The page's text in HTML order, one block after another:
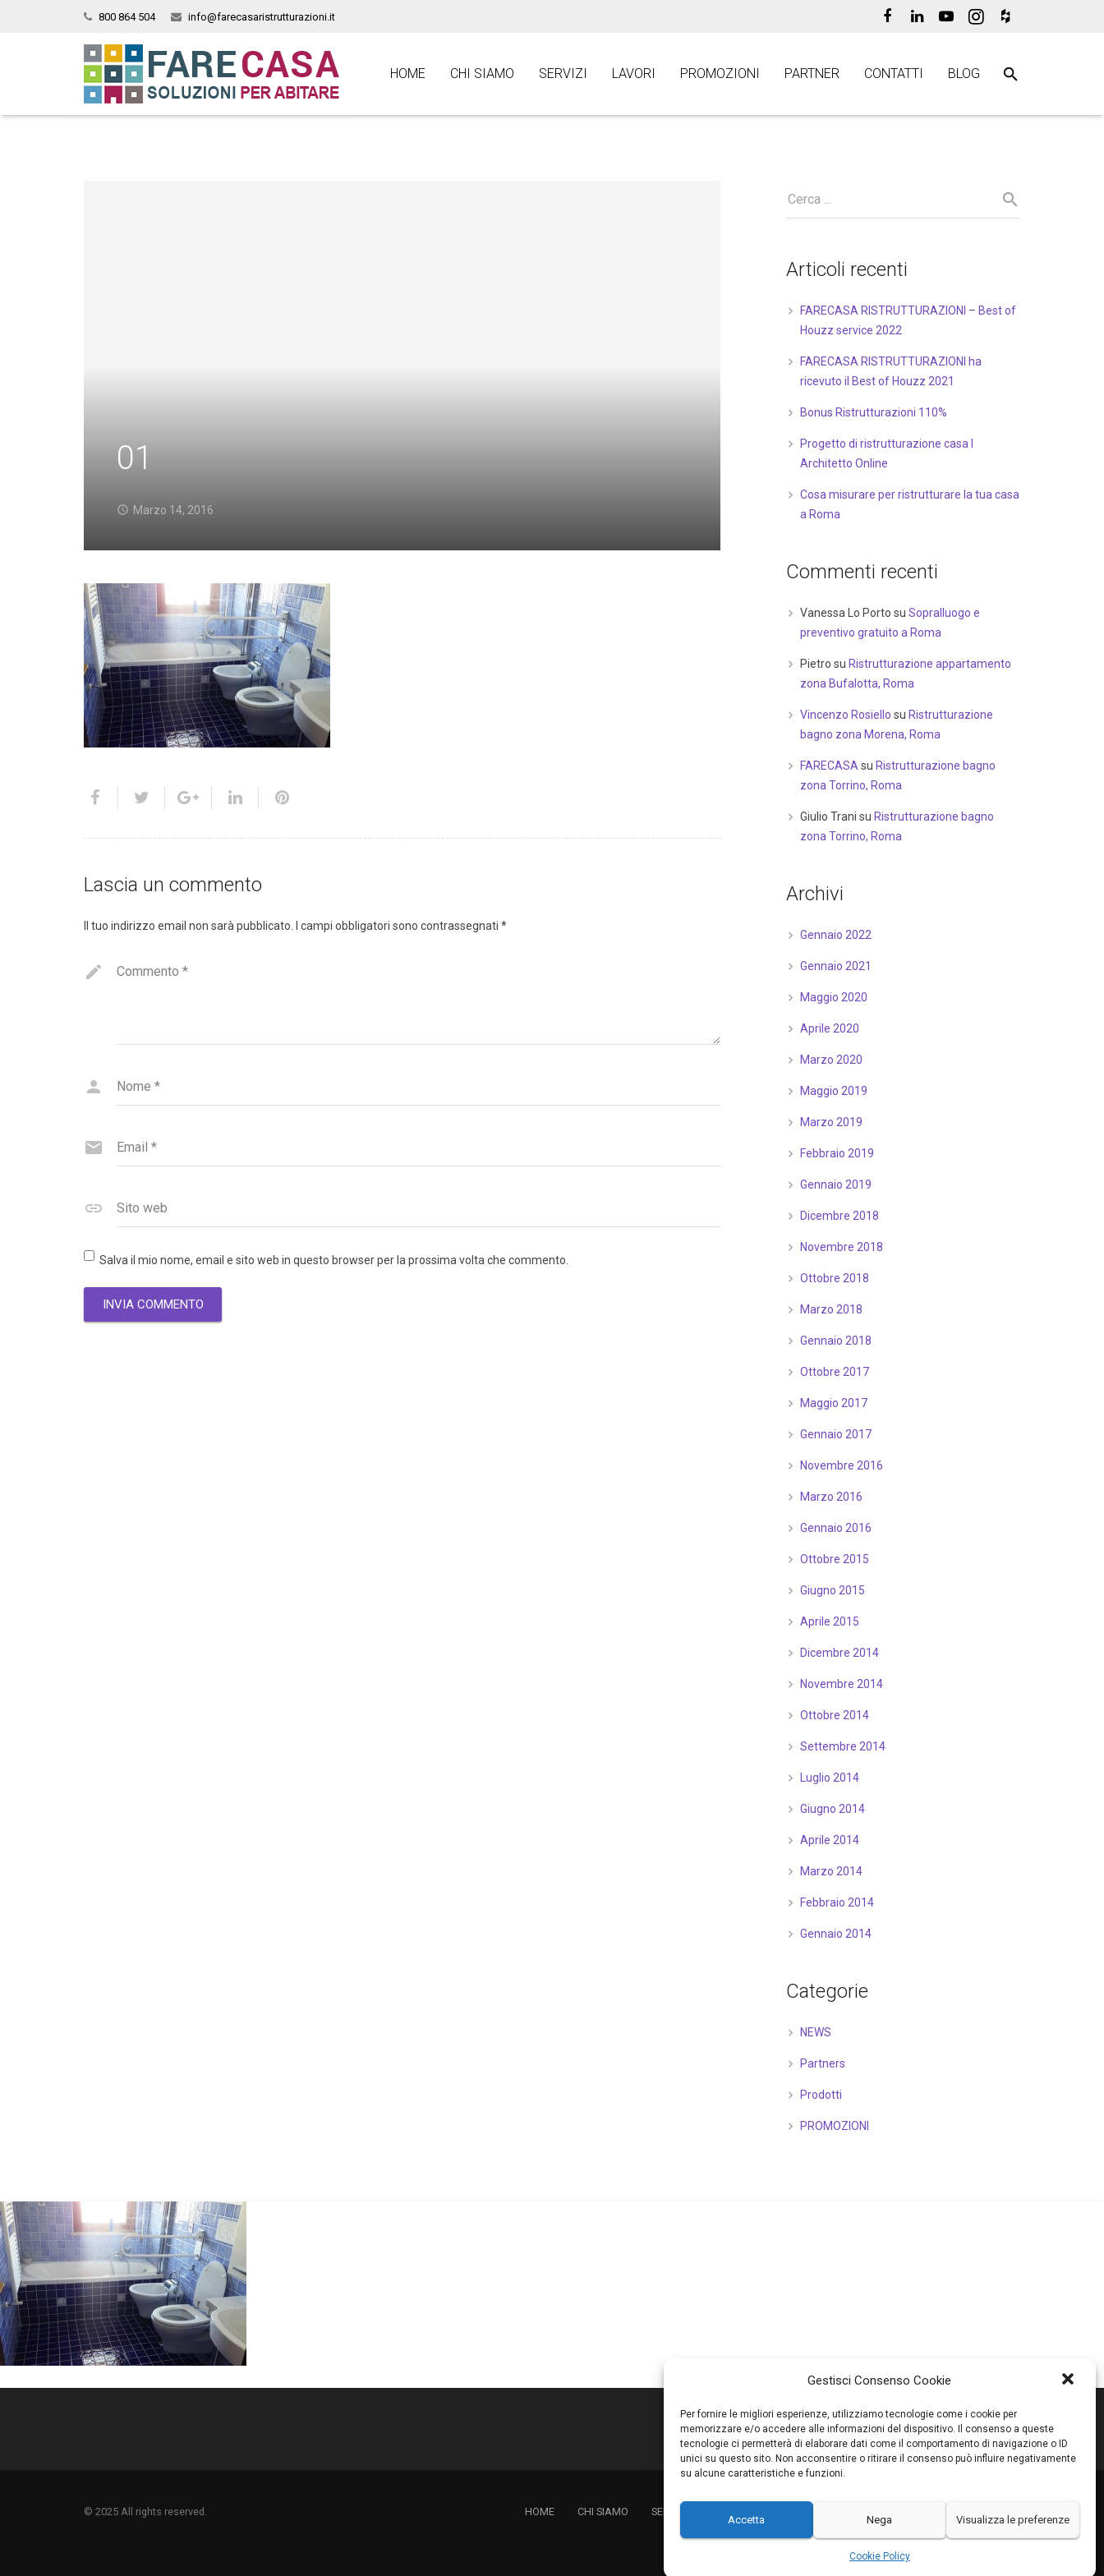
Gestisci Consenso Cookie
Per fornire le migliori esperienze, utilizziamo tecnologie come i cookie per
memorizzare e/o accedere alle informazioni del dispositivo. Il consenso a queste
tecnologie ci permetterà di elaborare dati come il comportamento di navigazione o ID
unici su questo sito. Non acconsentire o ritirare il consenso può influire negativamente
su alcune caratteristiche e funzioni.
Accetta Nega Visualizza le preferenze
Cookie Policy
800 864 504 info@farecasaristrutturazioni.it
HOME CHI SIAMO SERVIZI LAVORI PROMOZIONI PARTNER CONTATTI BLOG
01
Marzo 14, 2016
Lascia un commento
Il tuo indirizzo email non sarà pubblicato. I campi obbligatori sono contrassegnati *
Commento *
Nome *
Email *
Sito web
Salva il mio nome, email e sito web in questo browser per la prossima volta che commento.
Articoli recenti
FARECASA RISTRUTTURAZIONI – Best of
Houzz service 2022
FARECASA RISTRUTTURAZIONI ha
ricevuto il Best of Houzz 2021
Bonus Ristrutturazioni 110%
Progetto di ristrutturazione casa I
Architetto Online
Cosa misurare per ristrutturare la tua casa
a Roma
Commenti recenti
Vanessa Lo Porto su Sopralluogo e
preventivo gratuito a Roma
Pietro su Ristrutturazione appartamento
zona Bufalotta, Roma
Vincenzo Rosiello su Ristrutturazione
bagno zona Morena, Roma
FARECASA su Ristrutturazione bagno
zona Torrino, Roma
Giulio Trani su Ristrutturazione bagno
zona Torrino, Roma
Archivi
Gennaio 2022
Gennaio 2021
Maggio 2020
Aprile 2020
Marzo 2020
Maggio 2019
Marzo 2019
Febbraio 2019
Gennaio 2019
Dicembre 2018
Novembre 2018
Ottobre 2018
Marzo 2018
Gennaio 2018
Ottobre 2017
Maggio 2017
Gennaio 2017
Novembre 2016
Marzo 2016
Gennaio 2016
Ottobre 2015
Giugno 2015
Aprile 2015
Dicembre 2014
Novembre 2014
Ottobre 2014
Settembre 2014
Luglio 2014
Giugno 2014
Aprile 2014
Marzo 2014
Febbraio 2014
Gennaio 2014
Categorie
NEWS
Partners
Prodotti
PROMOZIONI
© 2025 All rights reserved. HOME CHI SIAMO SERVIZI